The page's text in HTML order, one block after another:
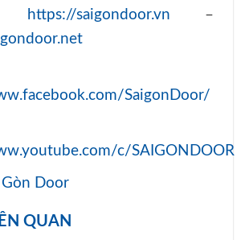
https://saigondoor.vn –
SaigonDoor/
c/SAIGONDOOR
Gòn Door
QUAN